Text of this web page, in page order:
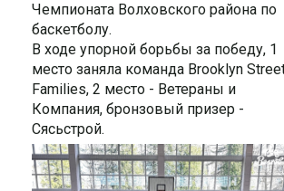
Чемпионата Волховского района по
баскетболу.
В ходе упорной борьбы за победу, 1
место заняла команда Brooklyn
Families, 2 место - Ветераны и
Компания, бронзовый призер -
Сясьстрой.